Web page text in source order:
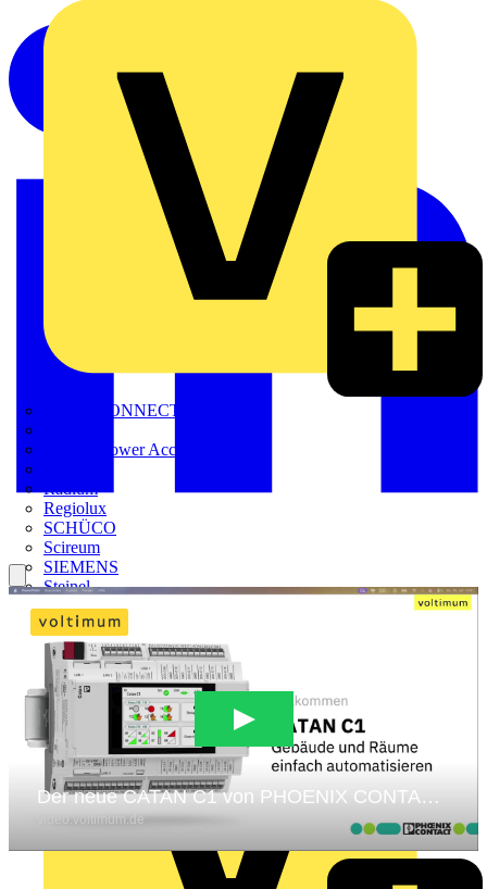
METZ CONNECT
Nexans Power Accessories
Radium
Regiolux
SCHÜCO
Scireum
SIEMENS
Steinel
STRIEBEL & JOHN